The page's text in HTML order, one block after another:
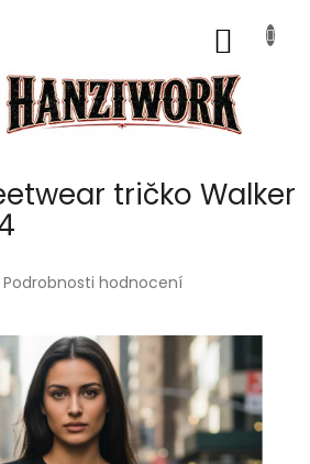
tričko Walker
Podrobnosti hodnocení